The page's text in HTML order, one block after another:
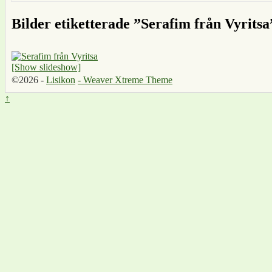
Bilder etiketterade ”Serafim från
[Show slideshow]
©2026 - Lisikon - Weaver Xtreme Theme
↑